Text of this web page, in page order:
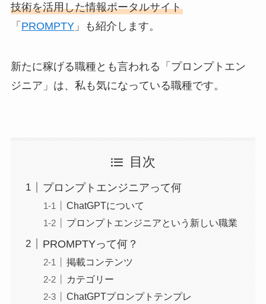
技術を活用した情報ポータルサイト
「 PROMPTY」も紹介します。
新たに稼げる職種とも言われる「プロンプトエン
ジニア」は、私も気になっている職種です。
目次
プロンプトエンジニアって何
ChatGPTについて
プロンプトエンジニアという新しい職業
PROMPTYって何？
掲載コンテンツ
カテゴリー
ChatGPTプロンプトテンプレ